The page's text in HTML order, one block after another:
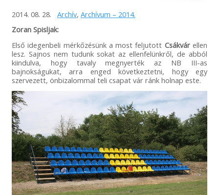
2014. 08. 28. Archív, Archívum – 2014.
Zoran Spisljak:
Első idegenbeli mérkőzésünk a most feljutott Csákvárellen
lesz. Sajnos nem tudunk sokat az ellenfelünkről, de abból
kiindulva, hogy tavaly megnyerték az NB III-as
bajnokságukat, arra enged következtetni, hogy egy
szervezett, önbizalommal teli csapat vár ránk holnap este.